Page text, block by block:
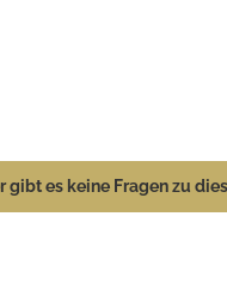
gibt es keine Fragen zu